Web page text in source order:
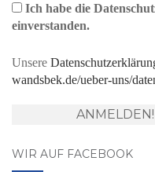
Ich habe die
einverstanden.
Unsere
wandsbek.de/ueber-uns/
WIR AUF FACEBOOK